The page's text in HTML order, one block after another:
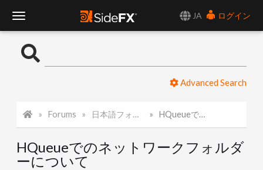
JA
ログイン
o
l
Advanced Search
Forums 日本語フォーラム HQueueでのネットワークフォルダーについて
HQueueでのネットワークフォルダ
ーについて